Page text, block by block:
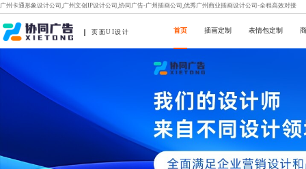
广州卡通形象设计公司,广州文创IP设计公司,协同广告-广州插画公司,优秀广州商业插画设计公司-全程高效对接
页面UI设计 首页 插画定制 表情包定制